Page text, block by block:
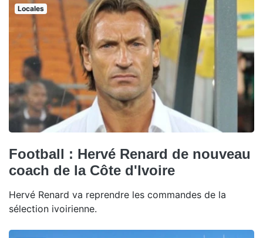
Locales
Football : Hervé Renard de nouveau
coach de la Côte d'Ivoire
Hervé Renard va reprendre les commandes de la
sélection ivoirienne.